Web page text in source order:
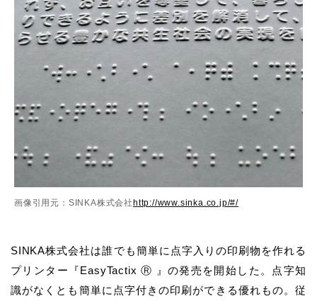
画像引用元：SINKA株式会社 http://www.sinka.co.jp/#/
SINKA株式会社は誰でも簡単に点字入りの印刷物を作れる
プリンター『EasyTactix Ⓡ 』の発売を開始した。点字知
識がなくとも簡単に点字付きの印刷ができる優れもの。従